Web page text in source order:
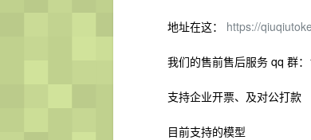
地址在这： https://
我们的售前售后服务 qq 群
支持企业开票、及对公打款
目前支持的模型